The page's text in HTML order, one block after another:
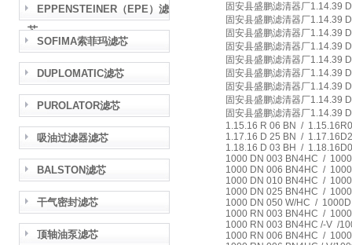
EPPENSTEINER（EPE）滤
芯
SOFIMA索菲玛滤芯
DUPLOMATIC滤芯
PUROLATOR滤芯
吸油过滤器滤芯
BALSTON滤芯
干气密封滤芯
顶轴油泵滤芯
固安县盛鹏滤清器厂1.14.39
固安县盛鹏滤清器厂1.14.39
固安县盛鹏滤清器厂1.14.39
固安县盛鹏滤清器厂1.14.39
固安县盛鹏滤清器厂1.14.39
固安县盛鹏滤清器厂1.14.39
固安县盛鹏滤清器厂1.14.39
固安县盛鹏滤清器厂1.14.39
固安县盛鹏滤清器厂1.14.39
1.15.16 R 06 BN /
1.17.16 D 25 BN /
1.18.16 D 03 BH /
1000 DN 003 BN4HC /
1000 DN 006 BN4HC /
1000 DN 010 BN4HC /
1000 DN 025 BN4HC /
1000 DN 050 W/HC /
1000 RN 003 BN4HC /
1000 RN 003 BN4HC /-V /
1000 RN 006 BN4HC /